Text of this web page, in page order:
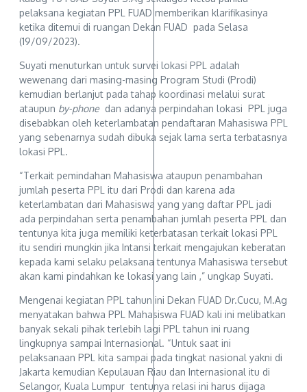
pelaksana kegiatan PPL FUAD memberikan klarifikasinya
ketika ditemui di ruangan Dekan FUAD pada Selasa
(19/09/2023).
Suyati menuturkan untuk survei lokasi PPL adalah
wewenang dari masing-masing Program Studi (Prodi)
kemudian berlanjut pada tahap koordinasi melalui surat
ataupun by-phone dan adanya perpindahan lokasi PPL juga
disebabkan oleh keterlambatan pendaftaran Mahasiswa PPL
yang sebenarnya sudah dibuka sejak lama serta terbatasnya
lokasi PPL.
“Terkait pemindahan Mahasiswa ataupun penambahan
jumlah peserta PPL itu dari Prodi dan karena ada
keterlambatan dari Mahasiswa yang yang daftar PPL jadi
ada perpindahan serta penambahan jumlah peserta PPL dan
tentunya kita juga memiliki keterbatasan terkait lokasi PPL
itu sendiri mungkin jika Intansi terkait mengajukan keberatan
kepada kami selaku pelaksana tentunya Mahasiswa tersebut
akan kami pindahkan ke lokasi yang lain ,” ungkap Suyati.
Mengenai kegiatan PPL tahun ini Dekan FUAD Dr.Cucu, M.Ag
menyatakan bahwa PPL Mahasiswa FUAD kali ini melibatkan
banyak sekali pihak terlebih lagi PPL tahun ini ruang
lingkupnya sampai Internasional. “Untuk saat ini
pelaksanaan PPL kita sampai pada tingkat nasional yakni di
Jakarta kemudian Kepulauan Riau dan Internasional itu di
Selangor, Kuala Lumpur tentunya relasi ini harus dijaga